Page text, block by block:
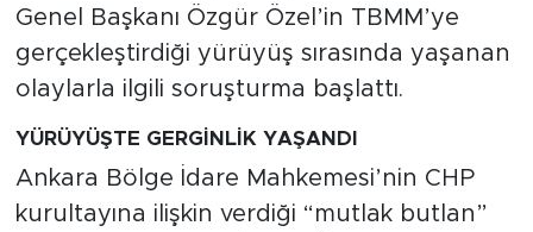
Genel Başkanı Özgür Özel’in TBMM’ye
gerçekleştirdiği yürüyüş sırasında yaşanan
olaylarla ilgili soruşturma başlattı.
YÜRÜYÜŞTE GERGİNLİK YAŞANDI
Ankara Bölge İdare Mahkemesi’nin CHP
kurultayına ilişkin verdiği “mutlak butlan”